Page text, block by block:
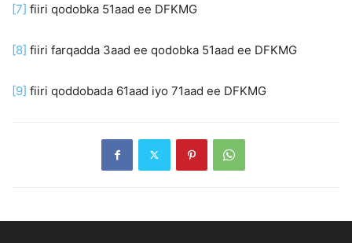
[7] fiiri qodobka 51aad ee DFKMG
[8] fiiri farqadda 3aad ee qodobka 51aad ee DFKMG
[9] fiiri qoddobada 61aad iyo 71aad ee DFKMG